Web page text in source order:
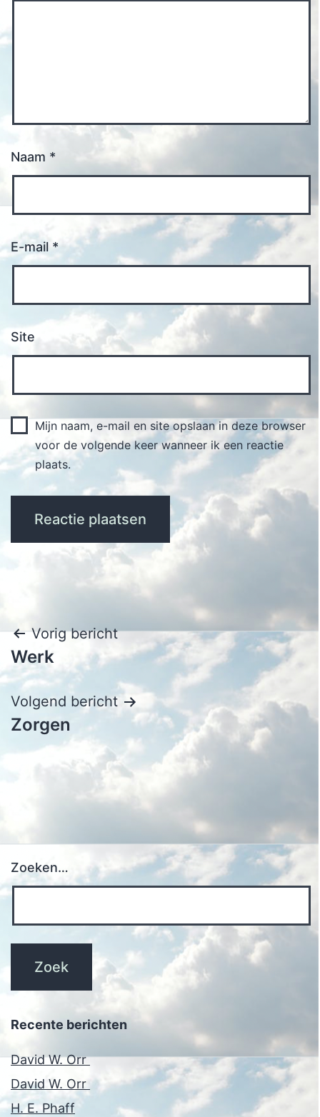
Naam *
E-mail *
Site
Mijn naam, e-mail en site opslaan in deze browser
voor de volgende keer wanneer ik een reactie
plaats.
Bericht
navigatie
Vorig bericht
Werk
Volgend bericht
Zorgen
Zoeken…
Recente berichten
David W. Orr
David W. Orr
H. E. Phaff